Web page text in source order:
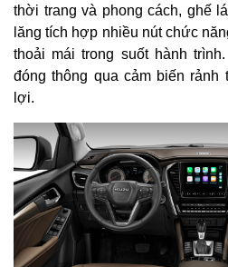
thời trang và phong cách, ghế
lăng tích hợp nhiều nút chức
thoải mái trong suốt hành
đóng thông qua cảm biến rảnh
lợi.